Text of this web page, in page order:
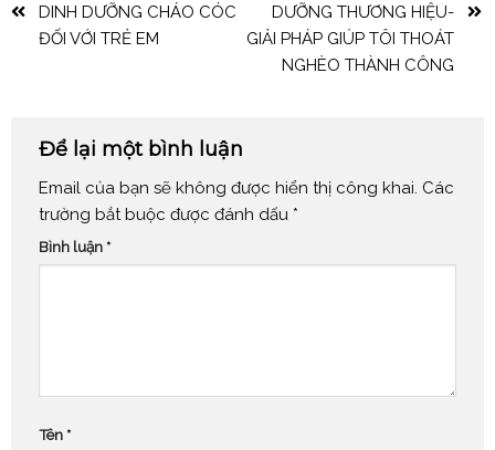
DINH DƯỠNG CHÁO CÓC
ĐỐI VỚI TRẺ EM
DƯỠNG THƯƠNG HIỆU-
GIẢI PHÁP GIÚP TÔI THOÁT
NGHÈO THÀNH CÔNG
Để lại một bình luận
Email của bạn sẽ không được hiển thị công khai. Các
trường bắt buộc được đánh dấu *
Bình luận *
Tên *